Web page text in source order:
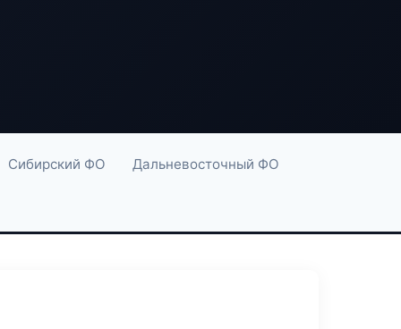
Сибирский ФО Дальневосточный ФО